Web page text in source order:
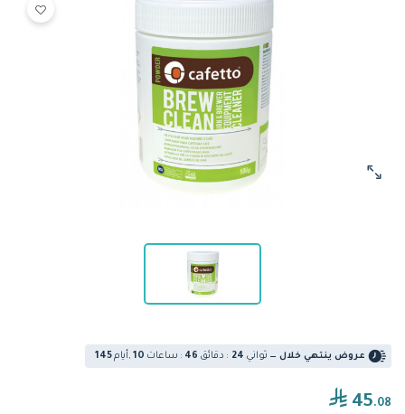
عروض ينتهي خلال — 145أيام, 10 ساعات : 46 دقائق : 24 ثواني
45.08